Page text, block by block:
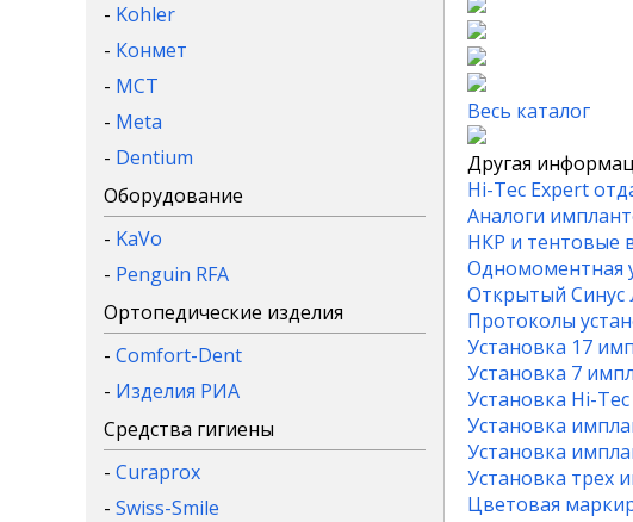
Весь каталог
Другая
Hi-Tec Expert
Аналоги
НКР и тентовые
Одномоментная
Открытый Синус
Протоколы
Установка 17
Установка 7
Установка Hi-
Установка
Установка
Установка трех
Цветовая
- Kohler
- Конмет
- MCT
- Meta
- Dentium
Оборудование
- KaVo
- Penguin RFA
Ортопедические изделия
- Comfort-Dent
- Изделия РИА
Средства гигиены
- Curaprox
- Swiss-Smile